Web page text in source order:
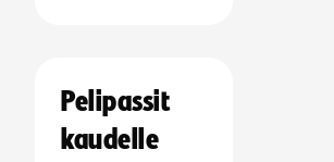
Pelipassit
kaudelle